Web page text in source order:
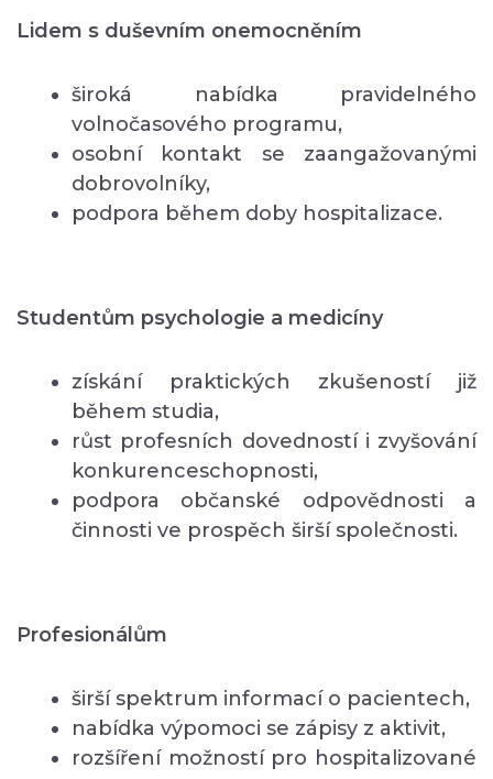
Lidem s duševním onemocněním
široká nabídka pravidelného
volnočasového programu,
osobní kontakt se zaangažovanými
dobrovolníky,
podpora během doby hospitalizace.
Studentům psychologie a medicíny
získání praktických zkušeností již
během studia,
růst profesních dovedností i zvyšování
konkurenceschopnosti,
podpora občanské odpovědnosti a
činnosti ve prospěch širší společnosti.
Profesionálům
širší spektrum informací o pacientech,
nabídka výpomoci se zápisy z aktivit,
rozšíření možností pro hospitalizované